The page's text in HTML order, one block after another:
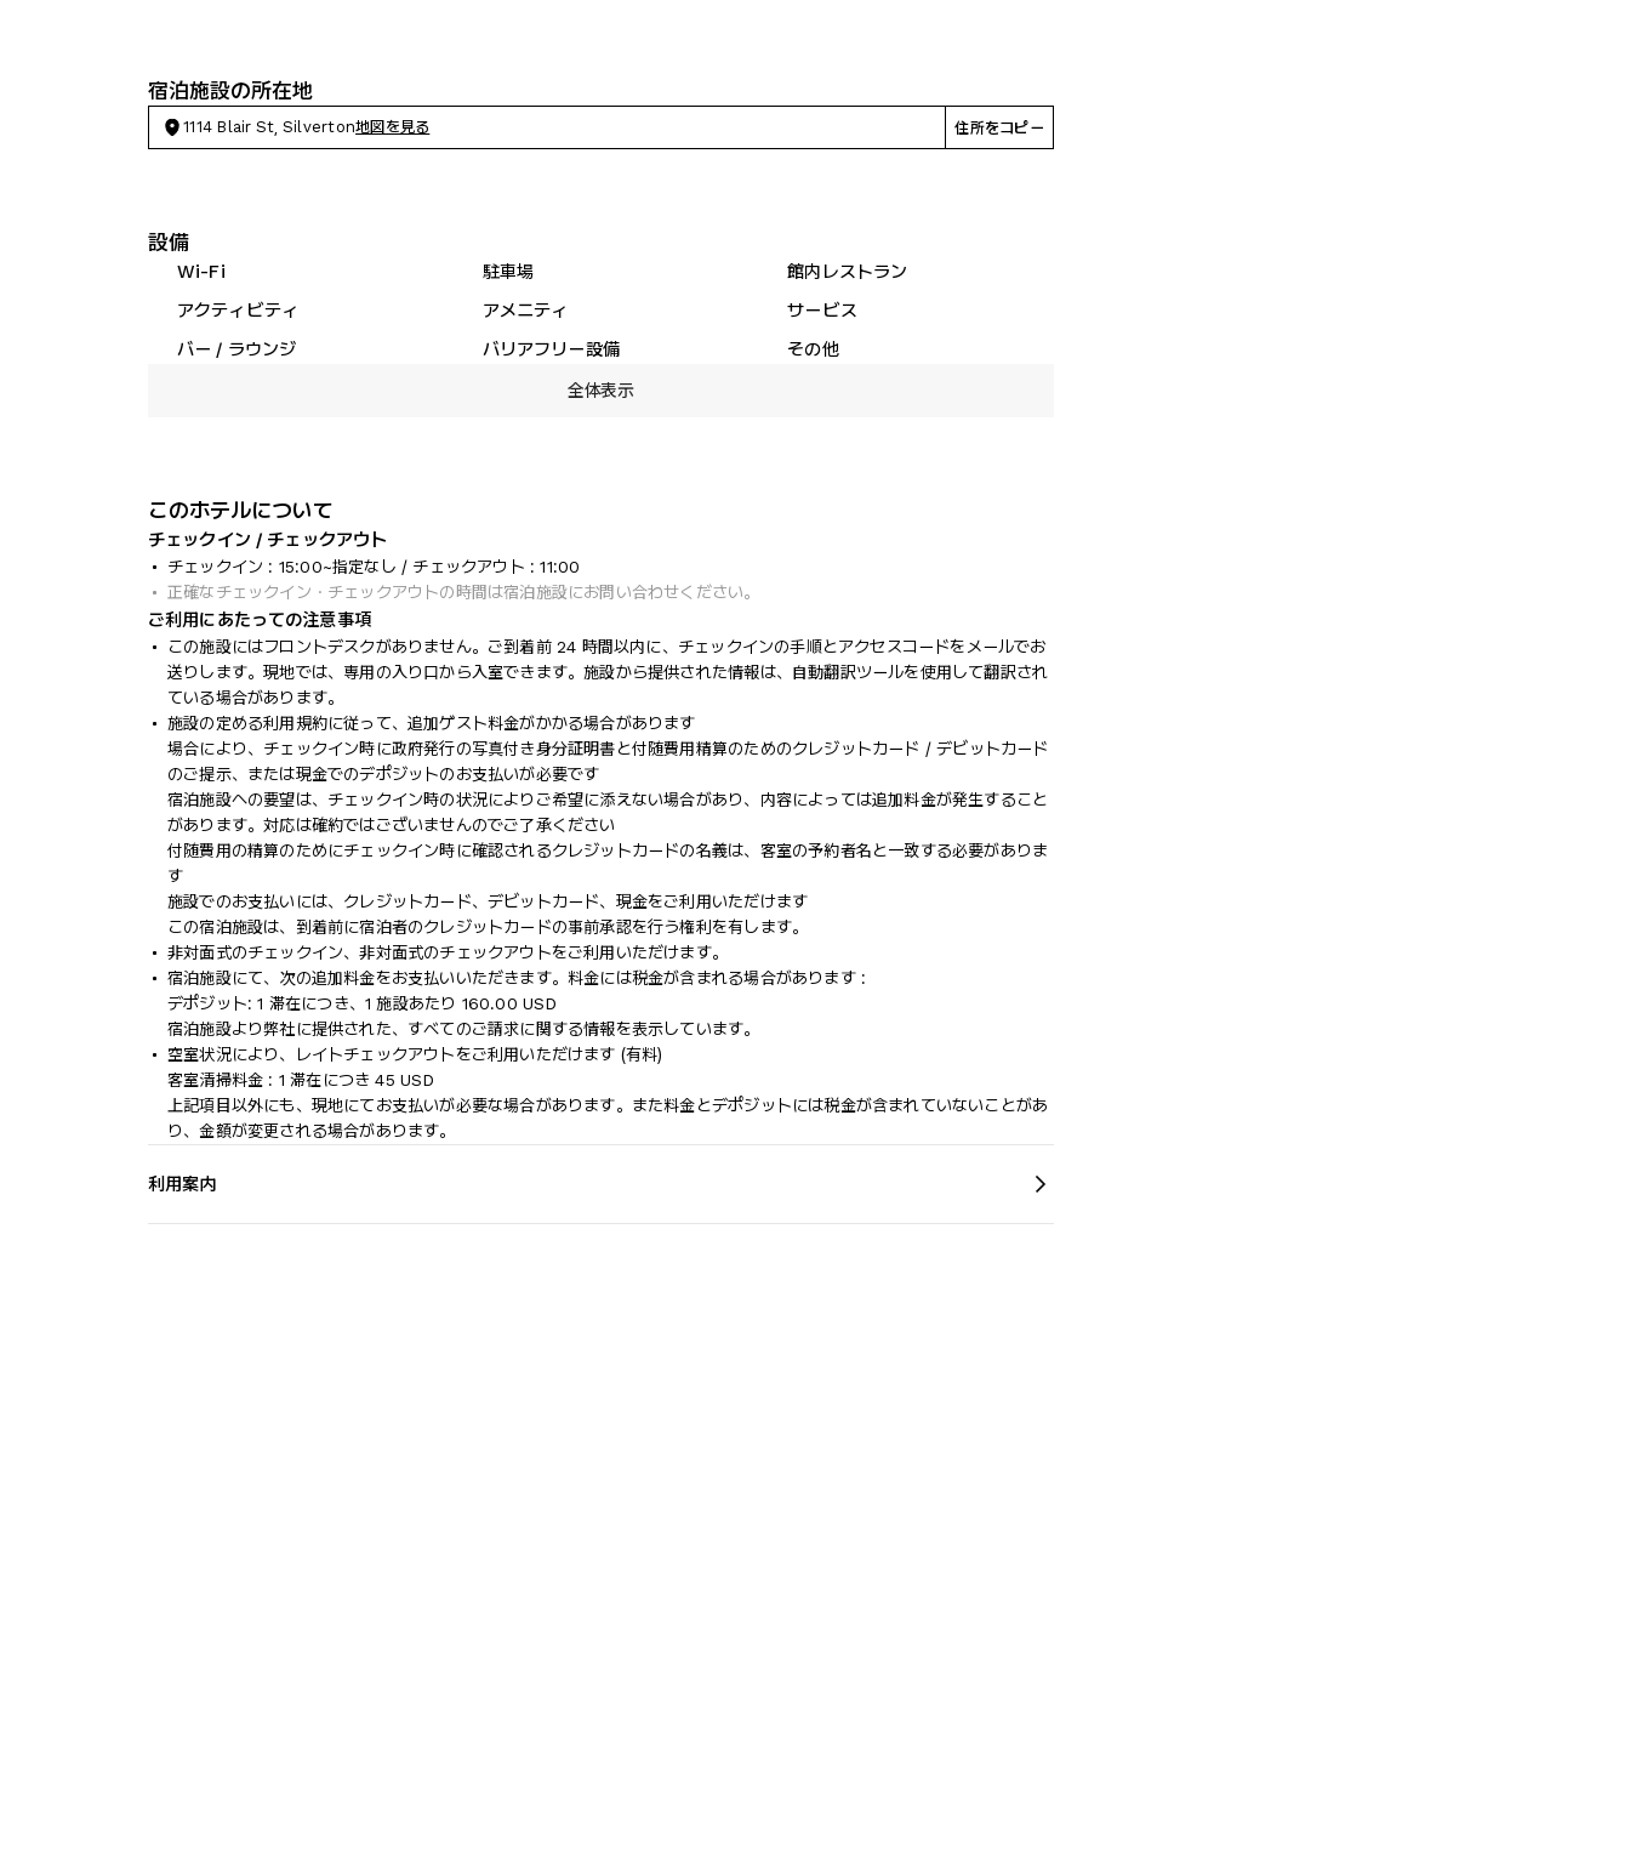
宿泊施設の所在地
1114 Blair St, Silverton地図を見る 住所をコピー
設備
Wi-Fi 駐車場
館内レストラン
アクティビティ
アメニティ
サービス
バー / ラウンジ
バリアフリー設備
その他
全体表示
このホテルについて
チェックイン / チェックアウト
チェックイン : 15:00~指定なし / チェックアウト : 11:00
正確なチェックイン・チェックアウトの時間は宿泊施設にお問い合わせください。
ご利用にあたっての注意事項
この施設にはフロントデスクがありません。ご到着前 24 時間以内に、チェックインの手順とアクセスコードをメールでお
送りします。現地では、専用の入り口から入室できます。施設から提供された情報は、自動翻訳ツールを使用して翻訳され
ている場合があります。
施設の定める利用規約に従って、追加ゲスト料金がかかる場合があります
場合により、チェックイン時に政府発行の写真付き身分証明書と付随費用精算のためのクレジットカード / デビットカード
のご提示、または現金でのデポジットのお支払いが必要です
宿泊施設への要望は、チェックイン時の状況によりご希望に添えない場合があり、内容によっては追加料金が発生すること
があります。対応は確約ではございませんのでご了承ください
付随費用の精算のためにチェックイン時に確認されるクレジットカードの名義は、客室の予約者名と一致する必要がありま
す
施設でのお支払いには、クレジットカード、デビットカード、現金をご利用いただけます
この宿泊施設は、到着前に宿泊者のクレジットカードの事前承認を行う権利を有します。
非対面式のチェックイン、非対面式のチェックアウトをご利用いただけます。
宿泊施設にて、次の追加料金をお支払いいただきます。料金には税金が含まれる場合があります :
デポジット: 1 滞在につき、1 施設あたり 160.00 USD
宿泊施設より弊社に提供された、すべてのご請求に関する情報を表示しています。
空室状況により、レイトチェックアウトをご利用いただけます (有料)
客室清掃料金 : 1 滞在につき 45 USD
上記項目以外にも、現地にてお支払いが必要な場合があります。また料金とデポジットには税金が含まれていないことがあ
り、金額が変更される場合があります。
利用案内